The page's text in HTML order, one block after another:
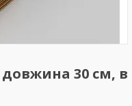
довжина 30 см, в